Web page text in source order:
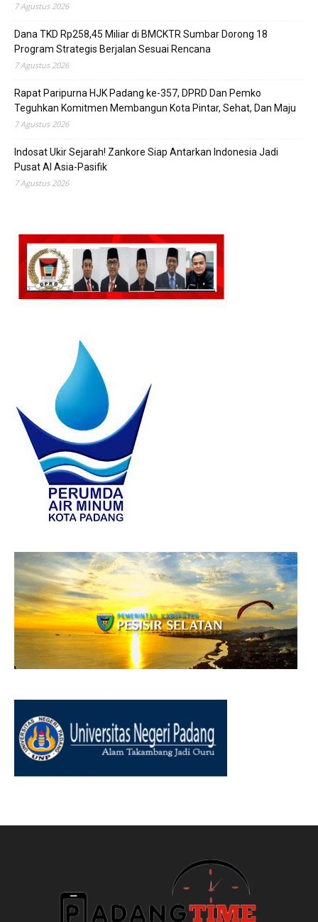
7 Agustus 2026
Dana TKD Rp258,45 Miliar di BMCKTR Sumbar Dorong 18
Program Strategis Berjalan Sesuai Rencana
7 Agustus 2026
Rapat Paripurna HJK Padang ke-357, DPRD Dan Pemko
Teguhkan Komitmen Membangun Kota Pintar, Sehat, Dan Maju
7 Agustus 2026
Indosat Ukir Sejarah! Zankore Siap Antarkan Indonesia Jadi
Pusat AI Asia-Pasifik
7 Agustus 2026